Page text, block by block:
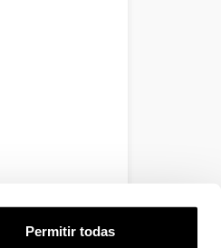
Permitir todas